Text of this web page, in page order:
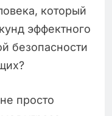
который
эффектного
безопасности
просто